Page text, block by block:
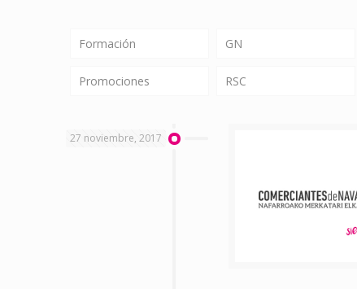
Formación GN
Promociones RSC
27 noviembre, 2017